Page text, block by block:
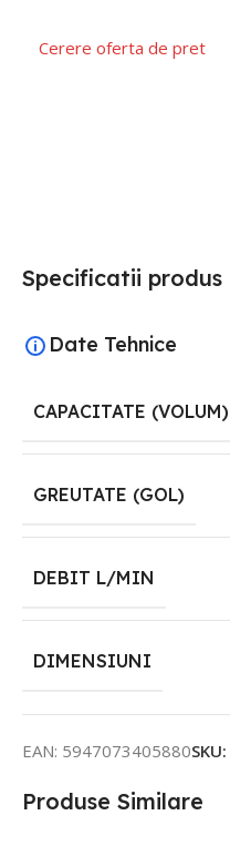
Cerere oferta de pret
Specificatii produs
Date Tehnice
CAPACITATE (VOLUM)
GREUTATE (GOL)
DEBIT L/MIN
DIMENSIUNI
EAN: 5947073405880SKU:
Produse Similare